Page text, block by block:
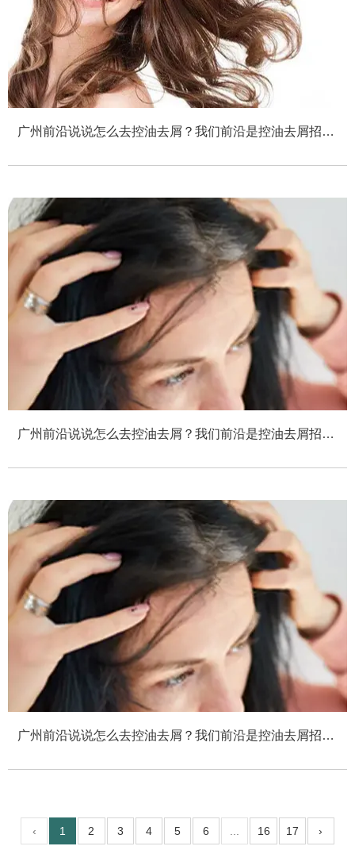
广州前沿说说怎么去控油去屑？我们前沿是控油去屑招商
广州前沿说说怎么去控油去屑？我们前沿是控油去屑招商
广州前沿说说怎么去控油去屑？我们前沿是控油去屑招商
‹ 1 2 3 4 5 6 ... 16 17 ›